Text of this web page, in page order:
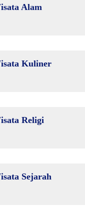
Alam
Kuliner
Religi
Sejarah